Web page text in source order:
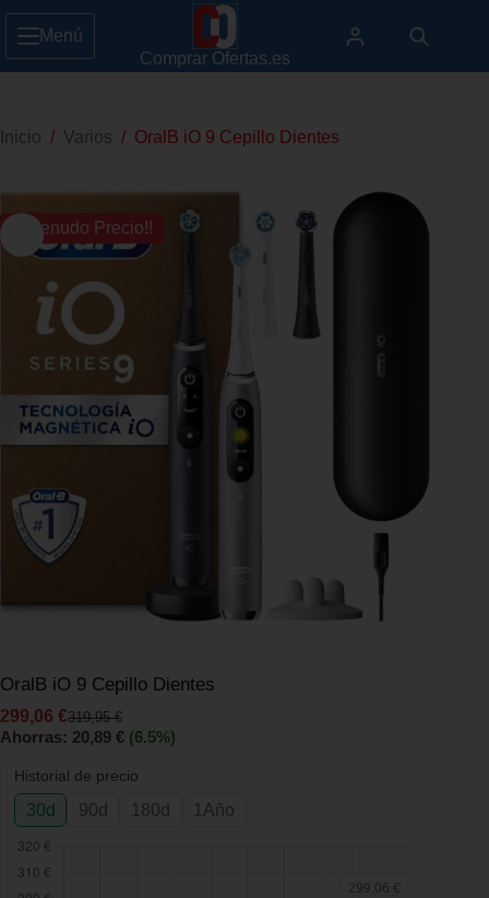
Menú
Comprar Ofertas.es
Inicio / Varios / OralB iO 9 Cepillo Dientes
¡¡ Menudo Precio!!
OralB iO 9 Cepillo Dientes
319,95€
299,06 €
Ahorras: 20,89 € (6.5%)
Historial de precio
30d 90d 180d 1Año